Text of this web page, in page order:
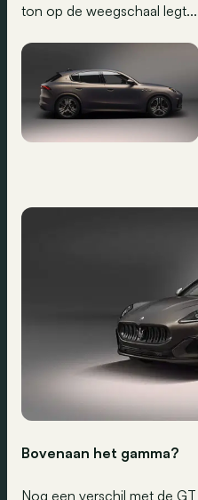
ton op de weegschaal legt...
Bovenaan het gamma?
Nog een verschil met de